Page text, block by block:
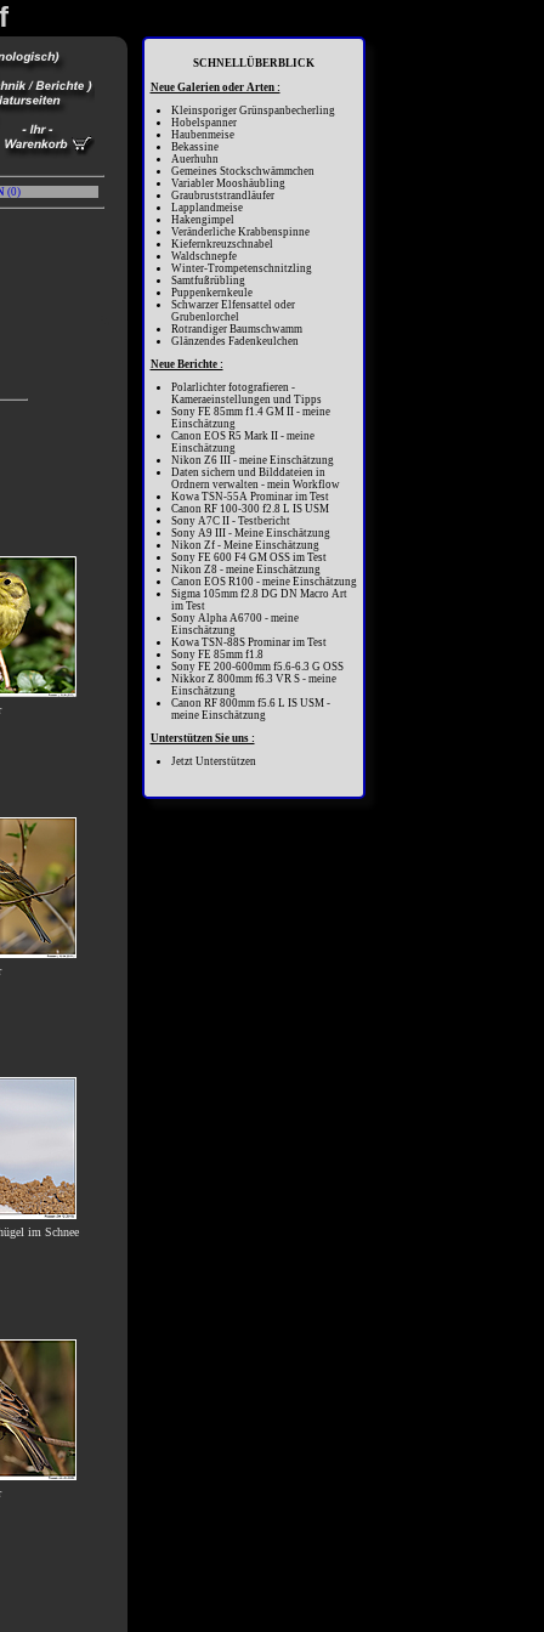
(0)
im Schnee
SCHNELLÜBERBLICK
Neue Galerien oder Arten :
Kleinsporiger Grünspanbecherling
Hobelspanner
Haubenmeise
Bekassine
Auerhuhn
Gemeines Stockschwämmchen
Variabler Mooshäubling
Graubruststrandläufer
Lapplandmeise
Hakengimpel
Veränderliche Krabbenspinne
Kiefernkreuzschnabel
Waldschnepfe
Winter-Trompetenschnitzling
Samtfußrübling
Puppenkernkeule
Schwarzer Elfensattel oder
Grubenlorchel
Rotrandiger Baumschwamm
Glänzendes Fadenkeulchen
Neue Berichte :
Polarlichter fotografieren -
Kameraeinstellungen und Tipps
Sony FE 85mm f1.4 GM II - meine
Einschätzung
Canon EOS R5 Mark II - meine
Einschätzung
Nikon Z6 III - meine Einschätzung
Daten sichern und Bilddateien in
Ordnern verwalten - mein Workflow
Kowa TSN-55A Prominar im Test
Canon RF 100-300 f2.8 L IS USM
Sony A7C II - Testbericht
Sony A9 III - Meine Einschätzung
Nikon Zf - Meine Einschätzung
Sony FE 600 F4 GM OSS im Test
Nikon Z8 - meine Einschätzung
Canon EOS R100 - meine Einschätzung
Sigma 105mm f2.8 DG DN Macro Art
im Test
Sony Alpha A6700 - meine
Einschätzung
Kowa TSN-88S Prominar im Test
Sony FE 85mm f1.8
Sony FE 200-600mm f5.6-6.3 G OSS
Nikkor Z 800mm f6.3 VR S - meine
Einschätzung
Canon RF 800mm f5.6 L IS USM -
meine Einschätzung
Unterstützen Sie uns :
Jetzt Unterstützen